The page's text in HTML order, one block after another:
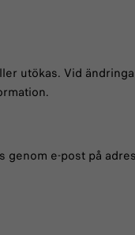
utökas. Vid
e-post på